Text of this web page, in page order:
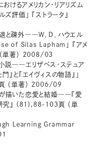
るアメリカン・リアリズム
ズ評価」 『ストラータ』
と疎外――Ｗ．Ｄ．ハウエル
of Silas Lapham」 『アメ
単著） 2008/03
説――エリザベス・ステュア
』と『エイヴィスの物語』」
（単著） 2006/09
描いた恋愛と結婚――『愛
究』 (81),88-103頁 （単
Learning Grammar